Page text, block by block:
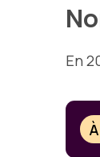
En